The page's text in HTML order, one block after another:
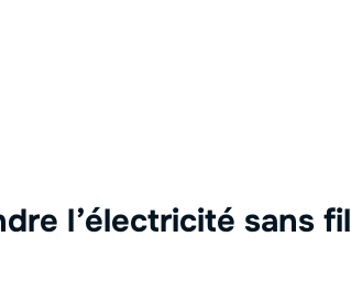
l’électricité sans fil